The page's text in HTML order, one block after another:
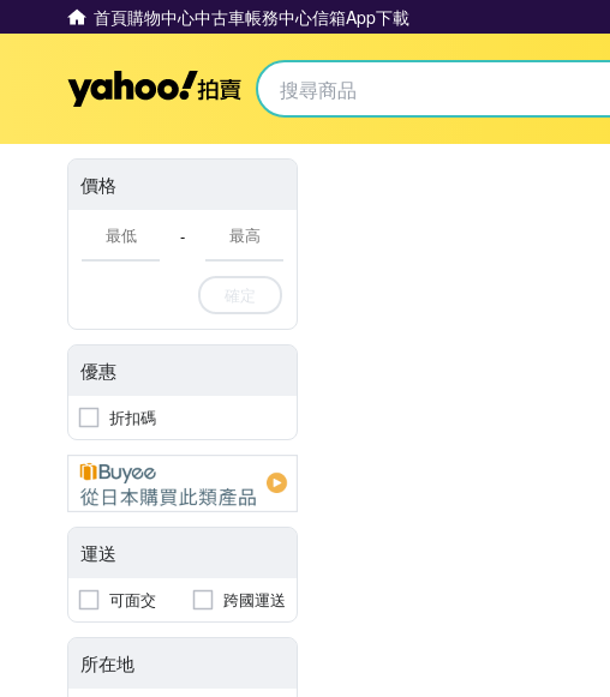
首頁購物中心中古車帳務中心信箱App下載
Yahoo拍賣
價格
-
確定
優惠
折扣碼
運送
可面交 跨國運送
所在地